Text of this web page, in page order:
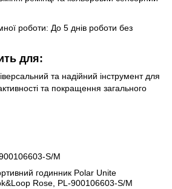
роботи: До 5 днів роботи без
для:
та надійний інструмент для
та покращення загального
S/M
годинник Polar Unite
Rose, PL-900106603-S/M